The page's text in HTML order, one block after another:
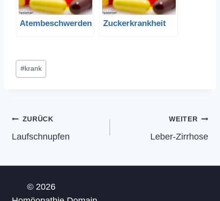
Atembeschwerden Zuckerkrankheit
Schlagworte:
#krank
Beitragsnavigation
ZURÜCK
Laufschnupfen
WEITER
Leber-Zirrhose
© 2026